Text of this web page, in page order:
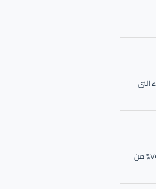
التى
يؤثر الغثيان والقيء الناتج عن الحمل على ما يقرب من ٧٥% من